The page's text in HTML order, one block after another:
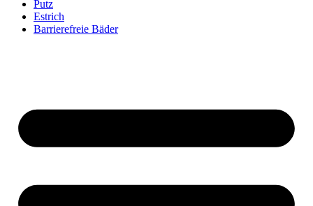
Putz
Estrich
Barrierefreie Bäder